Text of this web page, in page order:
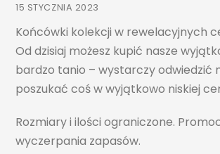
15 STYCZNIA 2023
Końcówki kolekcji w rewelacyjnych
Od dzisiaj możesz kupić nasze
bardzo tanio – wystarczy odwiedzić
poszukać coś w wyjątkowo niskiej
Rozmiary i ilości ograniczone.
wyczerpania zapasów.